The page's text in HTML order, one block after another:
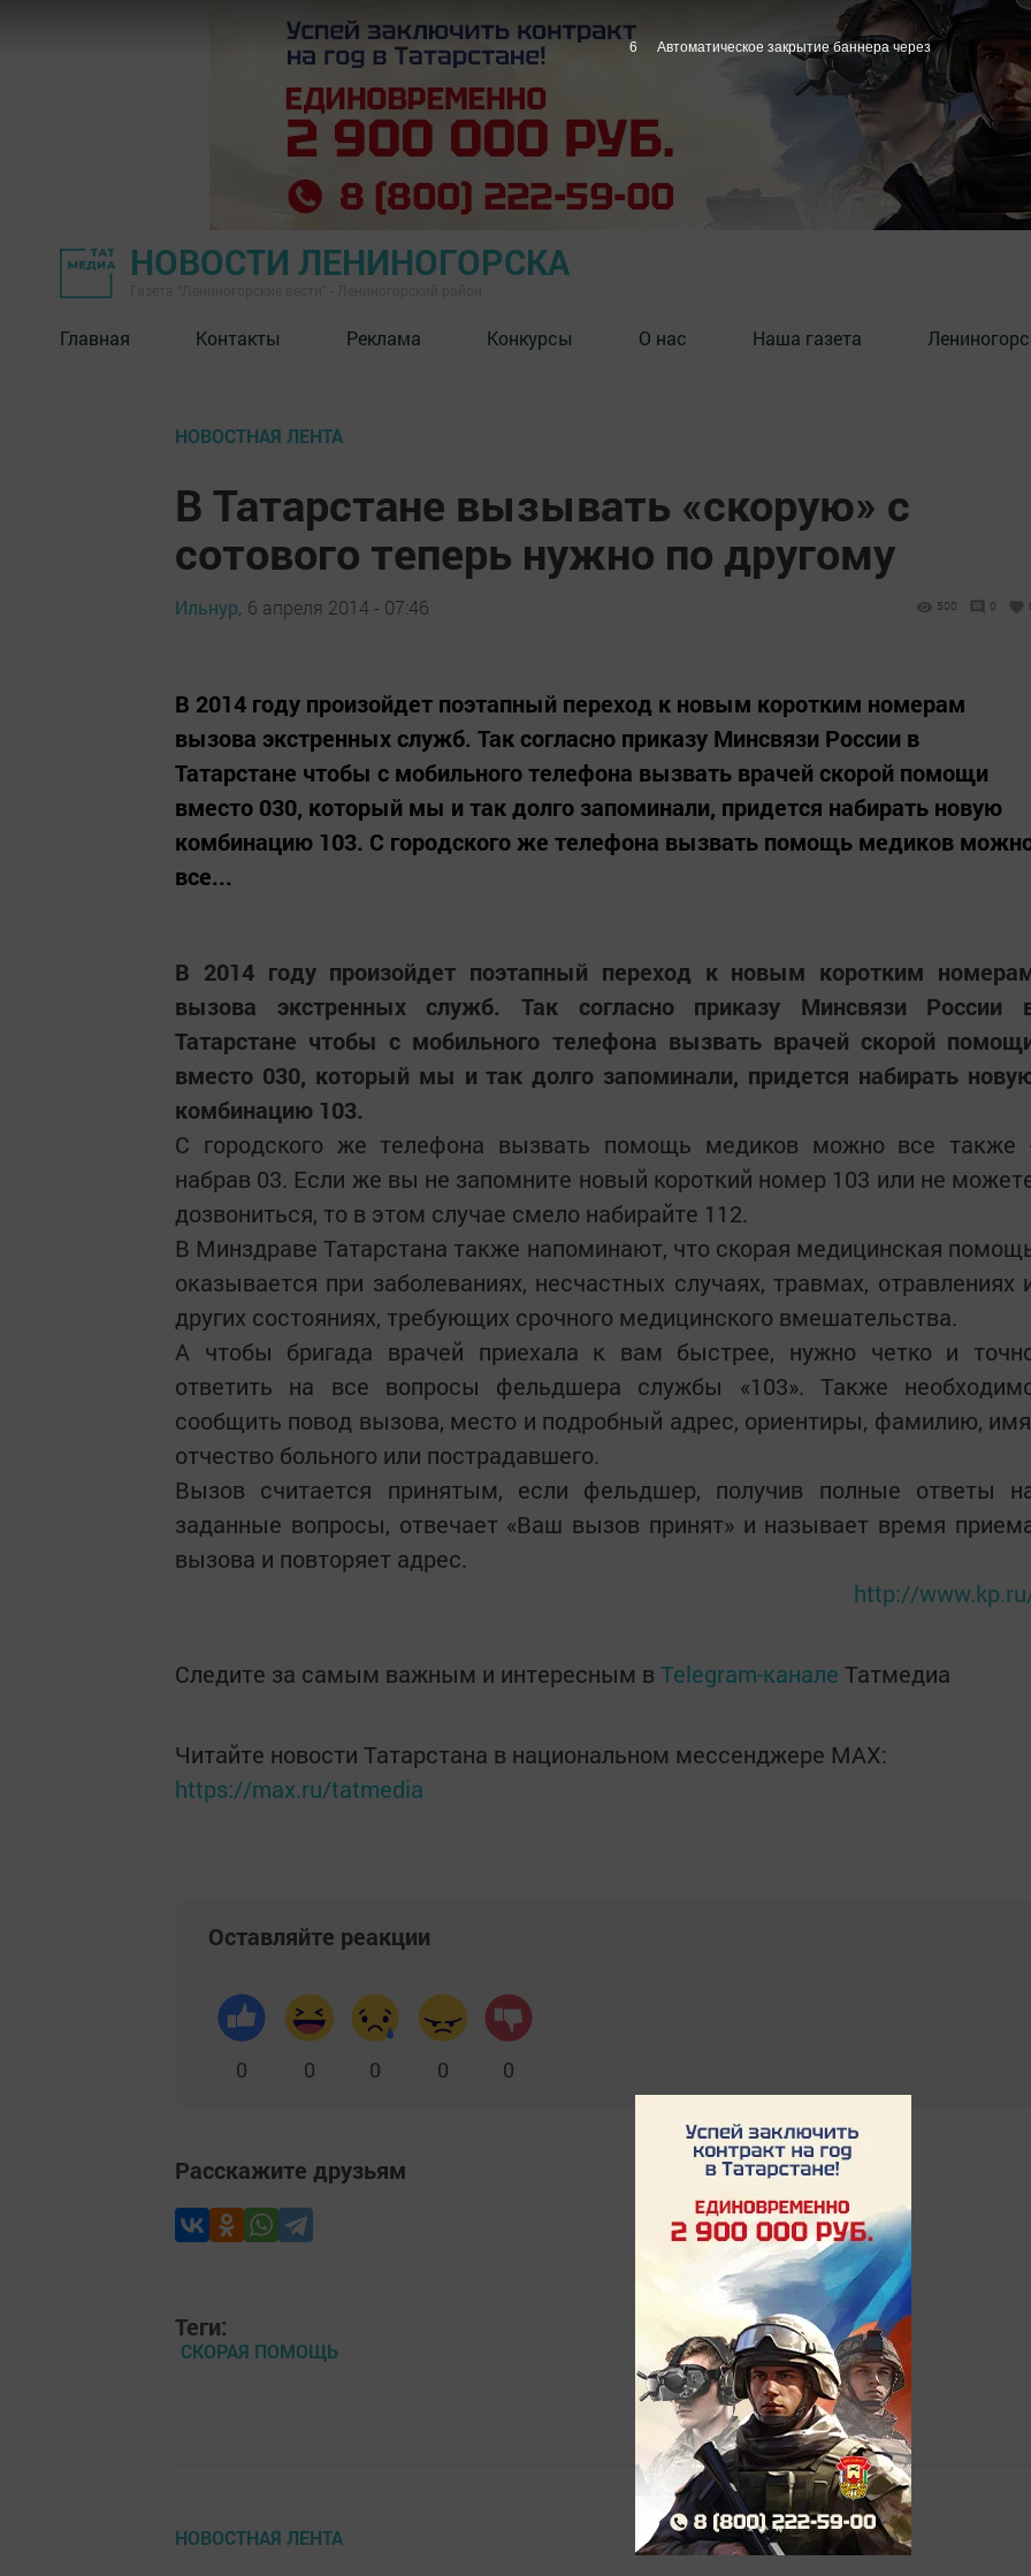
НОВОСТИ ЛЕНИНОГОРСКА
Главная Контакты Реклама Конкурсы О нас Наша газета
НОВОСТНАЯ ЛЕНТА
В Татарстане вызывать «скорую» с
сотового теперь нужно по другому
Ильнур, 6 апреля 2014 - 07:46 500 0
В 2014 году произойдет поэтапный переход к новым коротким номерам
вызова экстренных служб. Так согласно приказу Минсвязи России в
Татарстане чтобы с мобильного телефона вызвать врачей скорой помощи
вместо 030, который мы и так долго запоминали, придется набирать новую
комбинацию 103. С городского же телефона вызвать помощь медиков
все...
В 2014 году произойдет поэтапный переход к новым коротким
вызова экстренных служб. Так согласно приказу Минсвязи России
Татарстане чтобы с мобильного телефона вызвать врачей скорой
вместо 030, который мы и так долго запоминали, придется набирать
комбинацию 103.
С городского же телефона вызвать помощь медиков можно все также
набрав 03. Если же вы не запомните новый короткий номер 103 или не
дозвониться, то в этом случае смело набирайте 112.
В Минздраве Татарстана также напоминают, что скорая медицинская
оказывается при заболеваниях, несчастных случаях, травмах, отравлениях
других состояниях, требующих срочного медицинского вмешательства.
А чтобы бригада врачей приехала к вам быстрее, нужно четко и
ответить на все вопросы фельдшера службы «103». Также
сообщить повод вызова, место и подробный адрес, ориентиры, фамилию,
отчество больного или пострадавшего.
Вызов считается принятым, если фельдшер, получив полные ответы
заданные вопросы, отвечает «Ваш вызов принят» и называет время
вызова и повторяет адрес.
http://
Следите за самым важным и интересным в Telegram-канале Татмедиа
Читайте новости Татарстана в национальном мессенджере MАХ:
https://max.ru/tatmedia
Оставляйте реакции
0 0 0 0 0
Расскажите друзьям
Теги:
СКОРАЯ ПОМОЩЬ
НОВОСТНАЯ ЛЕНТА
5 Автоматическое закрытие баннера через